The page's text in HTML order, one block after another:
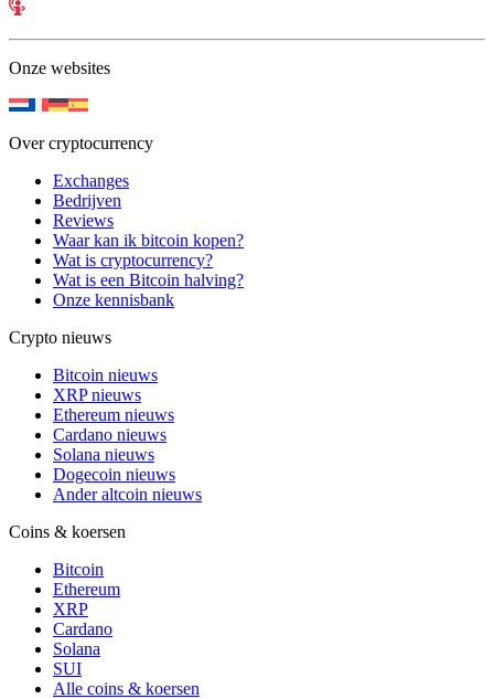
Onze websites
Over cryptocurrency
Exchanges
Bedrijven
Reviews
Waar kan ik bitcoin kopen?
Wat is cryptocurrency?
Wat is een Bitcoin halving?
Onze kennisbank
Crypto nieuws
Bitcoin nieuws
XRP nieuws
Ethereum nieuws
Cardano nieuws
Solana nieuws
Dogecoin nieuws
Ander altcoin nieuws
Coins & koersen
Bitcoin
Ethereum
XRP
Cardano
Solana
SUI
Alle coins & koersen